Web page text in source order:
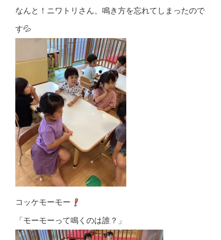
なんと！ニワトリさん、鳴き方を忘れてしまったので
す💦
コッケモーモー
「モーモーって鳴くのは誰？」